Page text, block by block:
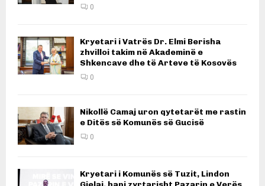
0
Kryetari i Vatrës Dr. Elmi Berisha
zhvilloi takim në Akademinë e
Shkencave dhe të Arteve të Kosovës
0
Nikollë Camaj uron qytetarët me rastin
e Ditës së Komunës së Gucisë
0
Kryetari i Komunës së Tuzit, Lindon